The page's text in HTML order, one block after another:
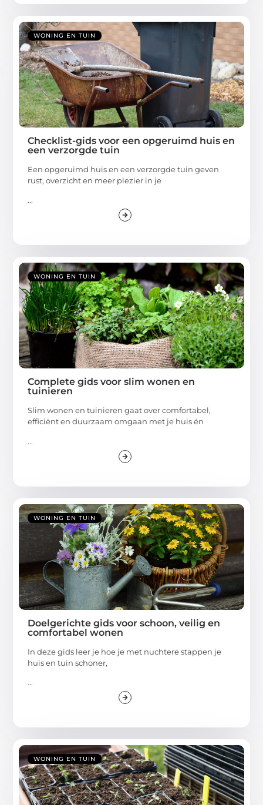
WONING EN TUIN
Checklist-gids voor een opgeruimd huis en
een verzorgde tuin
Een opgeruimd huis en een verzorgde tuin geven
rust, overzicht en meer plezier in je
...
WONING EN TUIN
Complete gids voor slim wonen en
tuinieren
Slim wonen en tuinieren gaat over comfortabel,
efficiënt en duurzaam omgaan met je huis én
...
WONING EN TUIN
Doelgerichte gids voor schoon, veilig en
comfortabel wonen
In deze gids leer je hoe je met nuchtere stappen je
huis en tuin schoner,
...
WONING EN TUIN